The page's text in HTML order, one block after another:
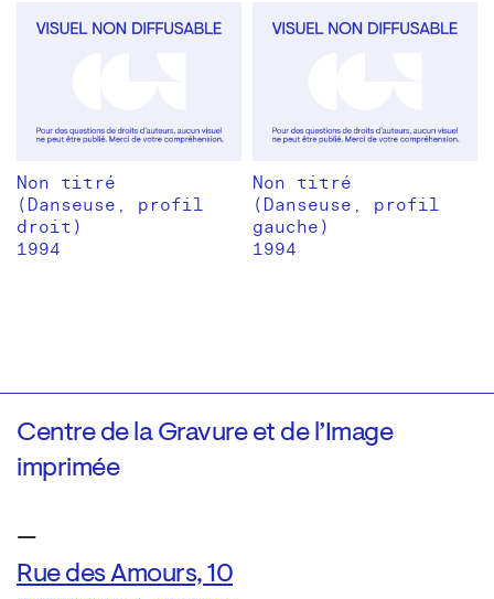
Non titré
(Danseuse, profil
droit)
1994
Non titré
(Danseuse, profil
gauche)
1994
Centre de la Gravure et de l’Image
imprimée
—
Rue des Amours, 10